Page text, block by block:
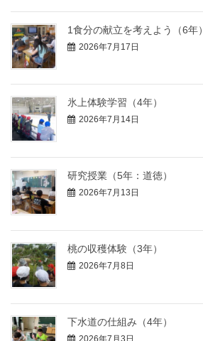
1食分の献立を考えよう（6年）
2026年7月17日
氷上体験学習（4年）
2026年7月14日
研究授業（5年：道徳）
2026年7月13日
桃の収穫体験（3年）
2026年7月8日
下水道の仕組み（4年）
2026年7月3日